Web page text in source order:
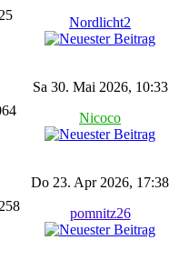
Nordlicht2
Sa 30. Mai 2026, 10:33
Nicoco
Do 23. Apr 2026, 17:38
pomnitz26